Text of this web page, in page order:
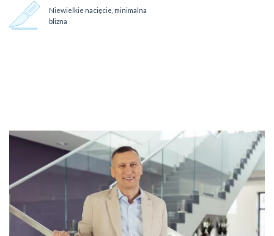
Niewielkie nacięcie, minimalna
blizna